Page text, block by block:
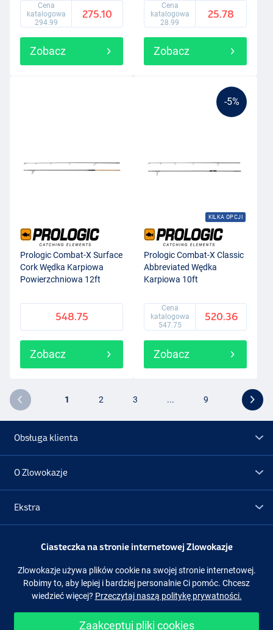
Cena
katalogowa
294.99
275.10
Zobacz
Cena
katalogowa
28.99
25.78
Zobacz
Prologic Combat-X Surface
Cork Wędka Karpiowa
Powierzchniowa 12ft
548.75
Zobacz
-5%
KILKA OPCJI
Prologic Combat-X Classic
Abbreviated Wędka
Karpiowa 10ft
Cena
katalogowa
547.75
520.36
Zobacz
1 2 3 ... 9
Obsługa klienta
O Zlowokazje
Ekstra
Promocje
Obserwuj nas Facebook Instagram
Ciasteczka na stronie internetowej Zlowokazje
Zlowokazje używa plików cookie na swojej stronie internetowej.
Robimy to, aby lepiej i bardziej personalnie Ci pomóc. Chcesz
wiedzieć więcej? Przeczytaj naszą politykę prywatności.
Zaakceptuj pliki cookies